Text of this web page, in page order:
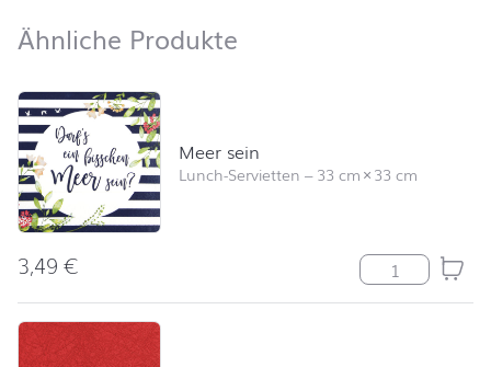
Ähnliche Produkte
Produktliste überspringen und zum Filter springen
Meer sein
Lunch-Servietten –33 cm×33 cm
3,49€ Meer sein